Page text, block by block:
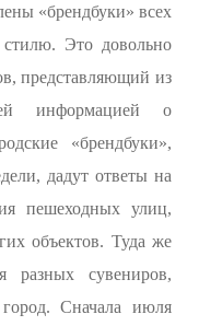
«брендбуки» всех
Это довольно
представляющий из
информацией о
«брендбуки»,
дадут ответы на
пешеходных улиц,
объектов. Туда же
разных сувениров,
Сначала июля